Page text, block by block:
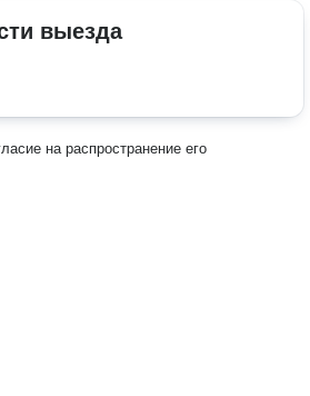
выезда
на распространение его